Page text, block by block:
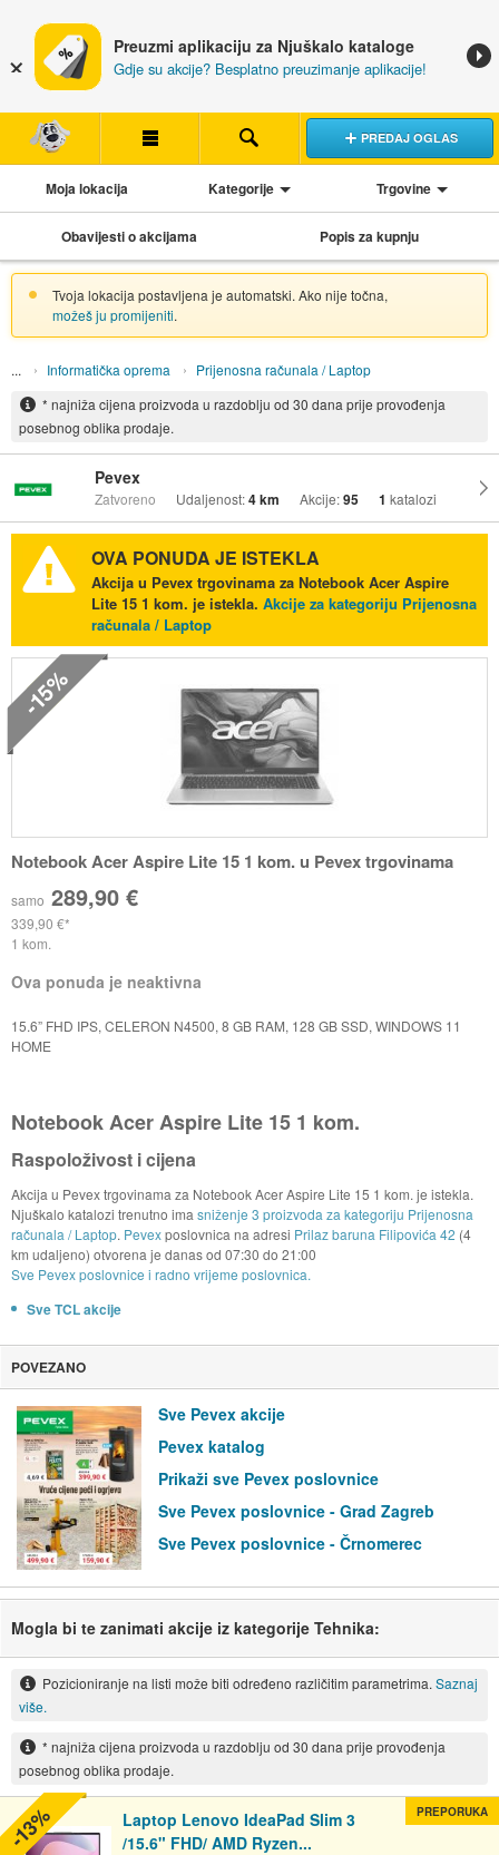
Preuzmi aplikaciju za Njuškalo kataloge
Gdje su akcije? Besplatno preuzimanje aplikacije!
PREDAJ OGLAS
Moja lokacija Kategorije Trgovine
Obavijesti o akcijama Popis za kupnju
Tvoja lokacija postavljena je automatski. Ako nije točna,
možeš ju promijeniti.
Informatička oprema
Prijenosna računala / Laptop
* najniža cijena proizvoda u razdoblju od 30 dana prije provođenja
posebnog oblika prodaje.
Pevex
Zatvoreno Udaljenost:4 km Akcije:95 1 katalozi
OVA PONUDA JE ISTEKLA
Akcija u Pevex trgovinama za Notebook Acer Aspire
Lite 15 1 kom. je istekla. Akcije za kategoriju Prijenosna
računala / Laptop
-15%
Notebook Acer Aspire Lite 15 1 kom. u Pevex trgovinama
samo 289,90 €
339,90 €
1 kom.
Ova ponuda je neaktivna
15.6” FHD IPS, CELERON N4500, 8 GB RAM, 128 GB SSD, WINDOWS 11
HOME
Notebook Acer Aspire Lite 15 1 kom.
Raspoloživost i cijena
Akcija u Pevex trgovinama za Notebook Acer Aspire Lite 15 1 kom. je istekla.
Njuškalo katalozi trenutno ima sniženje 3 proizvoda za kategoriju Prijenosna
računala / Laptop. Pevexposlovnica na adresi Prilaz baruna Filipovića 42 (4
km udaljeno) otvorena je danas od 07:30 do 21:00
Sve Pevex poslovnice i radno vrijeme poslovnica.
Sve TCL akcije
POVEZANO
Sve Pevex akcije
Pevex katalog
Prikaži sve Pevex poslovnice
Sve Pevex poslovnice - Grad Zagreb
Sve Pevex poslovnice - Črnomerec
Mogla bi te zanimati akcije iz kategorije Tehnika:
Pozicioniranje na listi može biti određeno različitim parametrima. Saznaj
više.
* najniža cijena proizvoda u razdoblju od 30 dana prije provođenja
posebnog oblika prodaje.
Laptop Lenovo IdeaPad Slim 3
/15.6" FHD/ AMD Ryzen...
PREPORUKA
-13%